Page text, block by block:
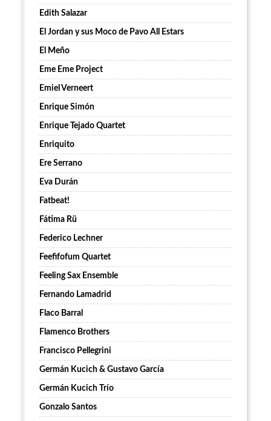
Edith Salazar
El Jordan y sus Moco de Pavo All Estars
El Meño
Eme Eme Project
Emiel Verneert
Enrique Simón
Enrique Tejado Quartet
Enriquito
Ere Serrano
Eva Durán
Fatbeat!
Fátima Rü
Federico Lechner
Feefifofum Quartet
Feeling Sax Ensemble
Fernando Lamadrid
Flaco Barral
Flamenco Brothers
Francisco Pellegrini
Germán Kucich & Gustavo García
Germán Kucich Trío
Gonzalo Santos